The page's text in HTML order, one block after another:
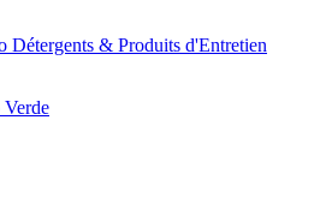
Détergents & Produits d'Entretien